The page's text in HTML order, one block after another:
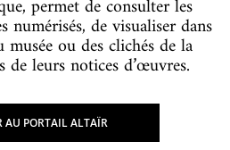
permet de consulter les
numérisés, de visualiser dans
ou des clichés de la
leurs notices d’œuvres.
AU PORTAIL ALTAÏR